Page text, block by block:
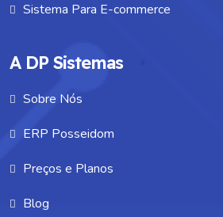
Sistema Para E-commerce
A DP Sistemas
Sobre Nós
ERP Posseidom
Preços e Planos
Blog